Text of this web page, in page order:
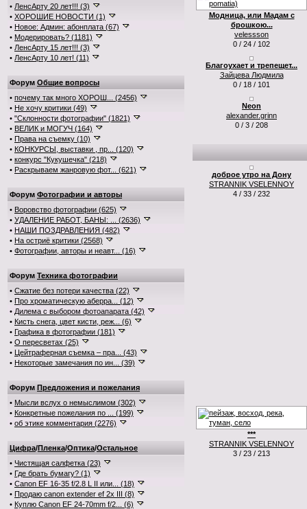
• ЛенсАрту 20 лет!!! (3)
• ХОРОШИЕ НОВОСТИ (1)
• Новое: Админ: абонплата (67)
• Модерировать? (1181)
• ЛенсАрту 15 лет!!! (3)
• ЛенсАрту 10 лет! (11)
Форум Общие вопросы
• почему так много ХОРОШ... (2456)
• Не хочу критики (49)
• "Склонности фотографии" (1821)
• ВЕЛИК и МОГУЧ (164)
• Права на съемку (10)
• КОНКУРСЫ, выставки , пр... (120)
• конкурс "Кукушечка" (218)
• Раскрываем жанровую фот... (621)
Форум Фотографии и авторы
• Воровство фотографии (625)
• УДАЛЕНИЕ РАБОТ, БАНЫ: ... (2636)
• НАШИ ПОЗДРАВЛЕНИЯ (482)
• На остриё критики (2568)
• Фотографии, авторы и неавт... (16)
Форум Техника фотографии
• Сжатие без потери качества (22)
• Про хроматическую аберра... (12)
• Дилема с выбором фотоапарата (42)
• Кисть снега, цвет кисти, реж... (6)
• Графика в фотографии (181)
• О пересветах (25)
• Цейтраферная съемка – пра... (43)
• Некоторые замечания по ин... (39)
Форум Предложения и пожелания
• Мысли вслух о немыслимом (302)
• Конкретные пожелания по ... (199)
• об этике комментария (2276)
Цифра/Пленка/Оптика/Остальное
• Чистящая салфетка (23)
• Где брать бумагу? (1)
• Canon EF 16-35 f/2.8 L II или... (18)
• Продаю canon extender ef 2x III (8)
• Куплю Canon EF 24-70mm f/2... (6)
Модница, или Мадам с
брошкою...
velessson
0 / 24 / 102
Благоухает и трепещет...
Зайцева Людмила
0 / 18 / 101
Neon
alexander.grinn
0 / 3 / 208
доброе утро на Дону
STRANNIK VSELENNOY
4 / 33 / 232
***
STRANNIK VSELENNOY
3 / 23 / 213